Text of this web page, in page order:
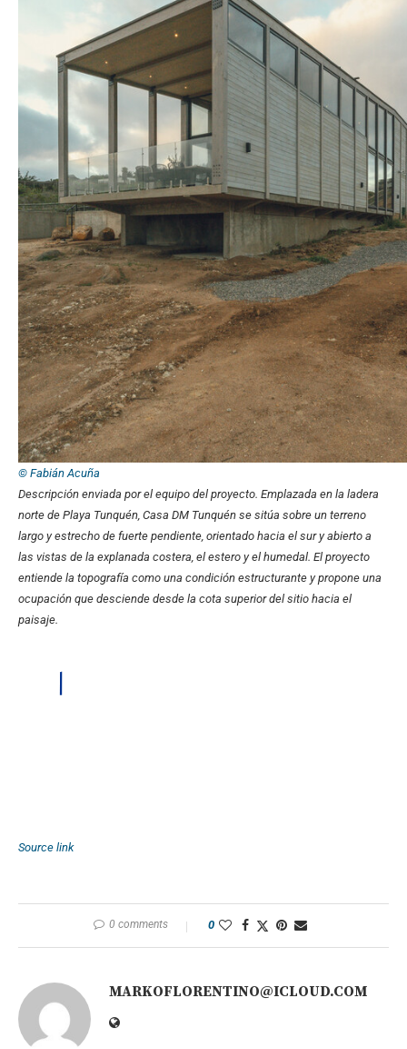
© Fabián Acuña
Descripción enviada por el equipo del proyecto. Emplazada en la ladera
norte de Playa Tunquén, Casa DM Tunquén se sitúa sobre un terreno
largo y estrecho de fuerte pendiente, orientado hacia el sur y abierto a
las vistas de la explanada costera, el estero y el humedal. El proyecto
entiende la topografía como una condición estructurante y propone una
ocupación que desciende desde la cota superior del sitio hacia el
paisaje.
Source link
0 comments 0
MARKOFLORENTINO@ICLOUD.COM